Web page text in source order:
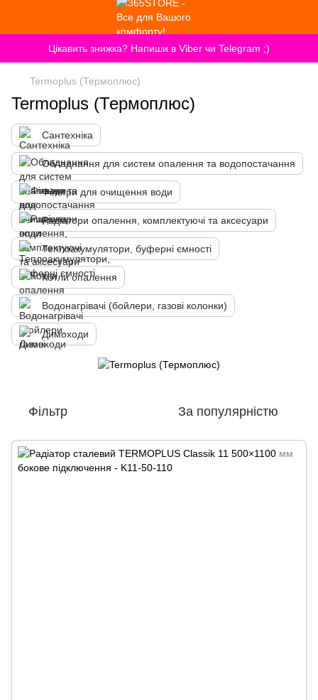
Цікавить знижка? Напиши в Viber чи Telegram ;)
Termoplus (Термоплюс)
Termoplus (Термоплюс)
Сантехніка
Обладнання для систем опалення та водопостачання
Фільтри для очищення води
Радіатори опалення, комплектуючі та аксесуари
Теплоакумулятори, буферні ємності
Котли опалення
Водонагрівачі (бойлери, газові колонки)
Димоходи
Фільтр За популярністю